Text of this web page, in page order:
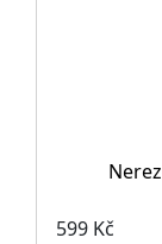
599 Kč